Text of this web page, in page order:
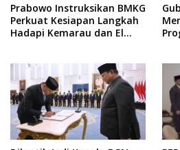
Prabowo Instruksikan BMKG
Perkuat Kesiapan Langkah
Hadapi Kemarau dan El